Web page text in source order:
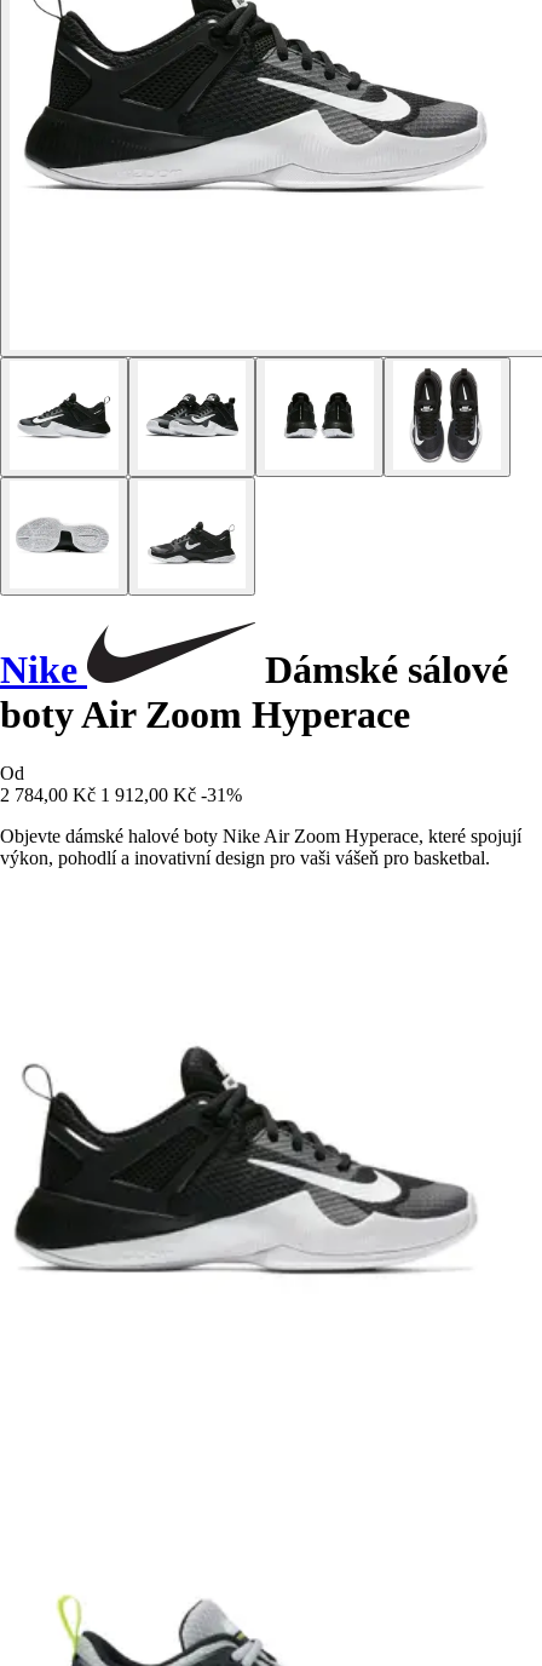
Nike
Dámské sálové
boty Air Zoom Hyperace
Od
2 784,00 Kč 1 912,00 Kč -31%
Objevte dámské halové boty Nike Air Zoom Hyperace, které spojují
výkon, pohodlí a inovativní design pro vaši vášeň pro basketbal.